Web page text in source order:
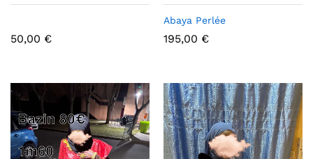
50,00 €
Abaya Perlée
195,00 €